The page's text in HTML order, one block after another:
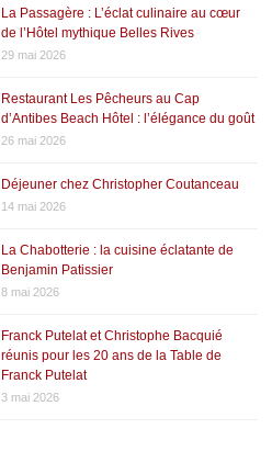
La Passagère : L’éclat culinaire au cœur
de l’Hôtel mythique Belles Rives
29 mai 2026
Restaurant Les Pêcheurs au Cap
d’Antibes Beach Hôtel : l’élégance du goût
26 mai 2026
Déjeuner chez Christopher Coutanceau
14 mai 2026
La Chabotterie : la cuisine éclatante de
Benjamin Patissier
8 mai 2026
Franck Putelat et Christophe Bacquié
réunis pour les 20 ans de la Table de
Franck Putelat
3 mai 2026